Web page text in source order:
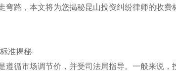
弯路，本文将为您揭秘昆山投资纠纷律师的收
准揭秘
遵循市场调节价，并受司法局指导。一般来说，